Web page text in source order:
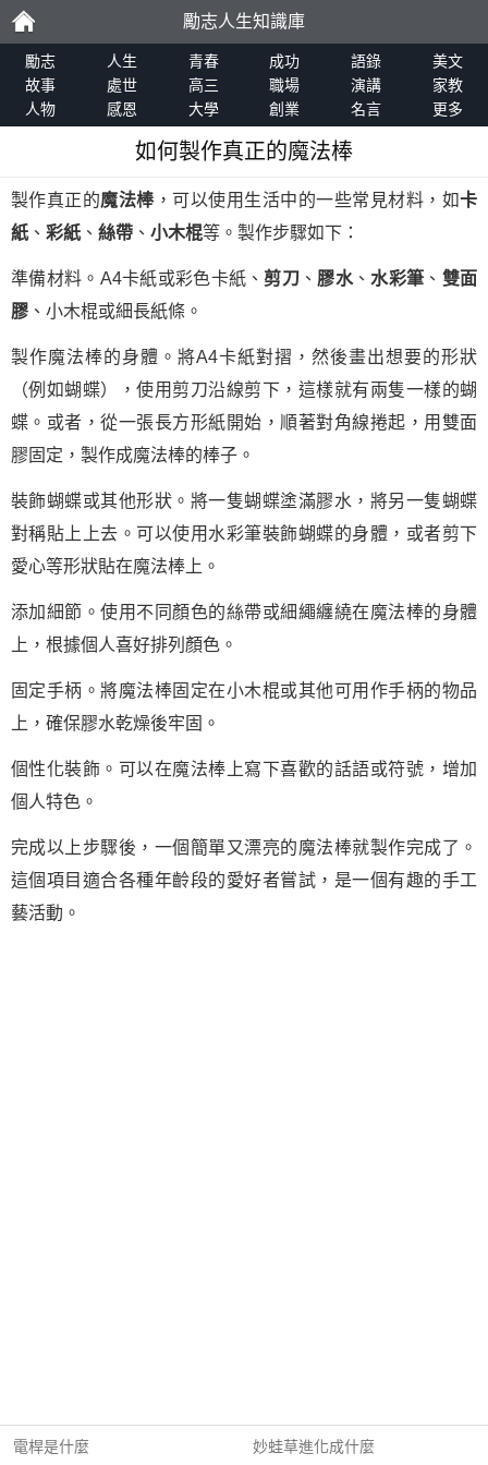
勵
志
勵志人生知識庫
勵志 人生 青春 成功 語錄
美文
故事
處世 高三 職場 演講
家教
人物
感恩 大學 創業 名言 更多
如何製作真正的魔法棒
製作真正的魔法棒，可以使用生活中的一些常見材料，如卡
紙、 彩紙、 絲帶 、 小木棍等。製作步驟如下：
準備材料。A4卡紙或彩色卡紙、 剪刀 、 膠水、水彩筆 、 雙面
膠 、小木棍或細長紙條。
製作魔法棒的身體。將A4卡紙對摺，然後畫出想要的形狀
（例如蝴蝶），使用剪刀沿線剪下，這樣就有兩隻一樣的蝴
蝶。或者，從一張長方形紙開始，順著對角線捲起，用雙面
膠固定，製作成魔法棒的棒子。
裝飾蝴蝶或其他形狀。將一隻蝴蝶塗滿膠水，將另一隻蝴蝶
對稱貼上上去。可以使用水彩筆裝飾蝴蝶的身體，或者剪下
愛心等形狀貼在魔法棒上。
添加細節。使用不同顏色的絲帶或細繩纏繞在魔法棒的身體
上，根據個人喜好排列顏色。
固定手柄。將魔法棒固定在小木棍或其他可用作手柄的物品
上，確保膠水乾燥後牢固。
個性化裝飾。可以在魔法棒上寫下喜歡的話語或符號，增加
個人特色。
完成以上步驟後，一個簡單又漂亮的魔法棒就製作完成了。
這個項目適合各種年齡段的愛好者嘗試，是一個有趣的手工
藝活動。
電桿是什麼 妙蛙草進化成什麼